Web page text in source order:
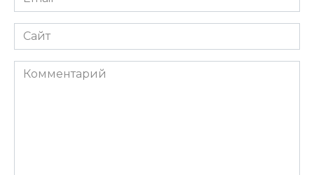
*
Сайт
Комментарий